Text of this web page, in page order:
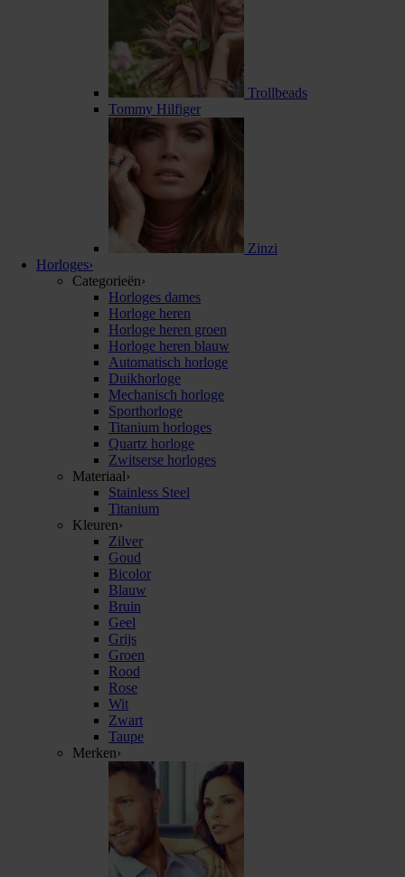
Trollbeads
Tommy Hilfiger
Zinzi
Horloges›
Categorieën›
Horloges dames
Horloge heren
Horloge heren groen
Horloge heren blauw
Automatisch horloge
Duikhorloge
Mechanisch horloge
Sporthorloge
Titanium horloges
Quartz horloge
Zwitserse horloges
Materiaal›
Stainless Steel
Titanium
Kleuren›
Zilver
Goud
Bicolor
Blauw
Bruin
Geel
Grijs
Groen
Rood
Rose
Wit
Zwart
Taupe
Merken›